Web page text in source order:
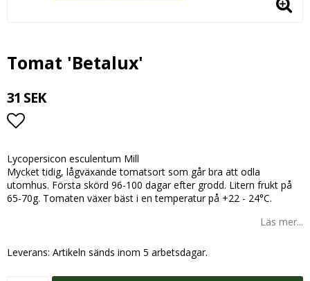
Tomat 'Betalux'
31 SEK
Lycopersicon esculentum Mill
Mycket tidig, lågväxande tomatsort som går bra att odla
utomhus. Första skörd 96-100 dagar efter grodd. Litern frukt på
65-70g. Tomaten växer bäst i en temperatur på +22 - 24°C.
Läs mer...
Leverans: Artikeln sänds inom 5 arbetsdagar.